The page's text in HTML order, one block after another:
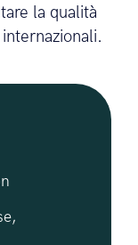
la qualità